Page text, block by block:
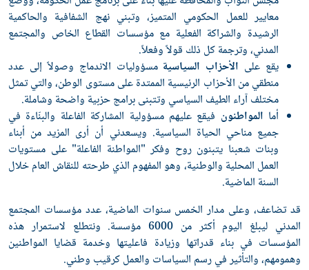
معايير للعمل الحكومي المتميز، وتبني نهج الشفافية والحاكمية
الرشيدة والشراكة الفعلية مع مؤسسات القطاع الخاص والمجتمع
المدني، وترجمة كل ذلك قولاً وفعلاً.
يقع على الأحزاب السياسية مسؤوليات الاندماج وصولاً إلى عدد
منطقي من الأحزاب الرئيسية الممتدة على مستوى الوطن، والتي تمثل
مختلف آراء الطيف السياسي وتتبنى برامج حزبية واضحة وشاملة.
أما المواطنون فيقع عليهم مسؤولية المشاركة الفاعلة والبنّاءة في
جميع مناحي الحياة السياسية. ويسعدني أن أرى المزيد من أبناء
وبنات شعبنا يتبنون روح وفكر "المواطنة الفاعلة" على مستويات
العمل المحلية والوطنية، وهو المفهوم الذي طرحته للنقاش العام خلال
السنة الماضية.
قد تضاعف، وعلى مدار الخمس سنوات الماضية، عدد مؤسسات المجتمع
المدني ليبلغ اليوم أكثر من 6000 مؤسسة. ونتطلع لاستمرار هذه
المؤسسات في بناء قدراتها وزيادة فاعليتها وخدمة قضايا المواطنين
وهمومهم، والتأثير في رسم السياسات والعمل كرقيب وطني.